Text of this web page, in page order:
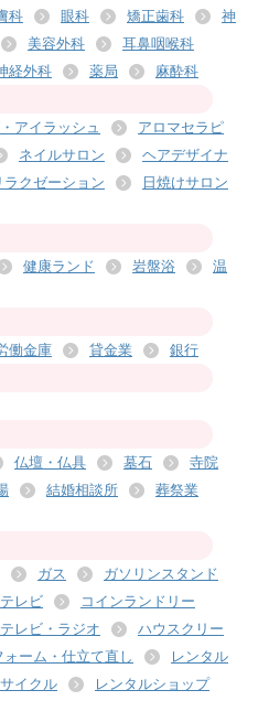
科 眼科 矯正歯科
神
美容外科
耳鼻咽喉科
経外科 薬局 麻酔科
アイラッシュ
アロマセラピ
ネイルサロン
ヘアデザイナ
ラクゼーション
日焼けサロン
健康ランド 岩盤浴
温
働金庫 貸金業 銀行
仏壇・仏具 墓石
寺院
結婚相談所
葬祭業
ガス
ガソリンスタンド
レビ
コインランドリー
テレビ・ラジオ
ハウスクリー
ォーム・仕立て直し
レンタル
イクル
レンタルショップ